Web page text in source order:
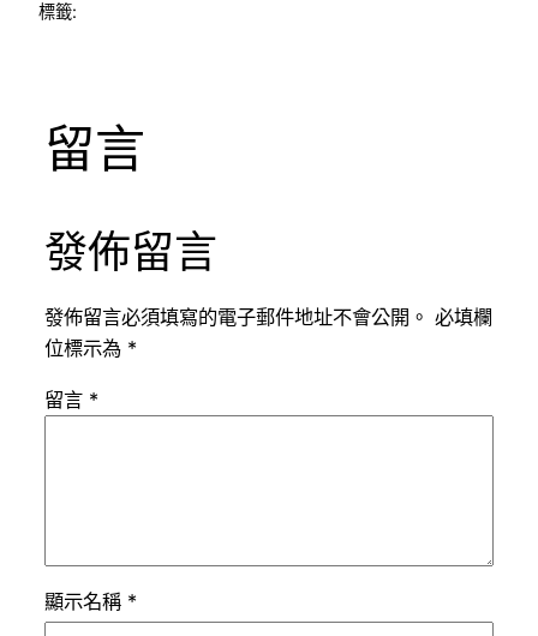
標籤:
留言
發佈留言
發佈留言必須填寫的電子郵件地址不會公開。 必填欄
位標示為 *
留言 *
顯示名稱 *